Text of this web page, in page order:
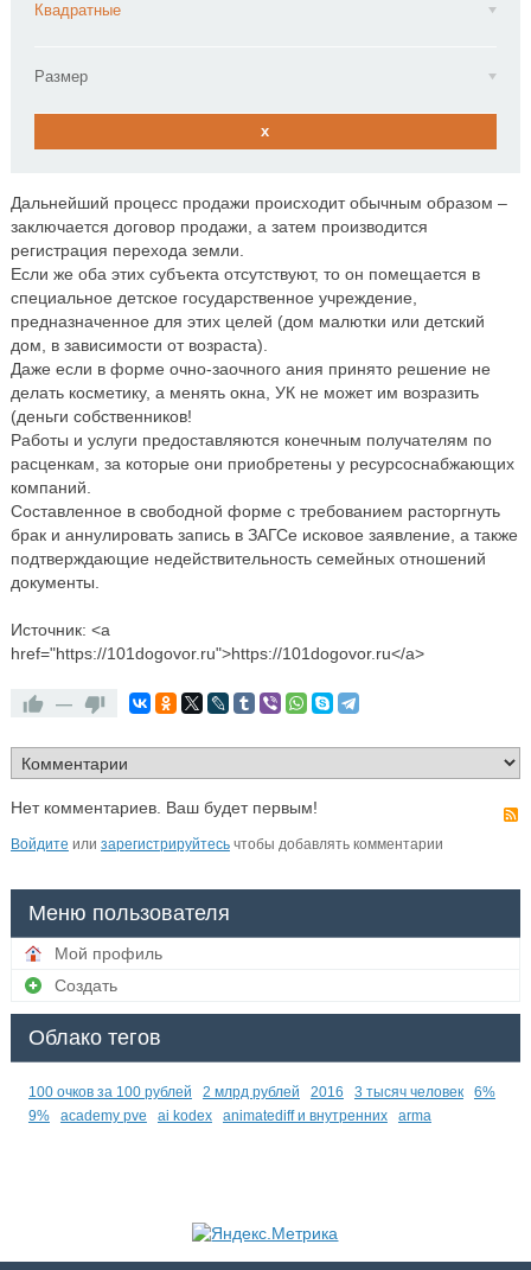
Квадратные
Размер
x
Дальнейший процесс продажи происходит обычным образом –
заключается договор продажи, а затем производится
регистрация перехода земли.
Если же оба этих субъекта отсутствуют, то он помещается в
специальное детское государственное учреждение,
предназначенное для этих целей (дом малютки или детский
дом, в зависимости от возраста).
Даже если в форме очно-заочного ания принято решение не
делать косметику, а менять окна, УК не может им возразить
(деньги собственников!
Работы и услуги предоставляются конечным получателям по
расценкам, за которые они приобретены у ресурсоснабжающих
компаний.
Составленное в свободной форме с требованием расторгнуть
брак и аннулировать запись в ЗАГСе исковое заявление, а также
подтверждающие недействительность семейных отношений
документы.
Источник: <a
href="https://101dogovor.ru">https://101dogovor.ru</a>
—
Нет комментариев. Ваш будет первым!
Войдите или зарегистрируйтесьчтобы добавлять комментарии
Меню пользователя
Мой профиль
Создать
Облако тегов
100 очков за 100 рублей 2 млрд рублей 2016 3 тысяч человек
6%
9%
academy pve ai kodex animatediff и внутренних arma